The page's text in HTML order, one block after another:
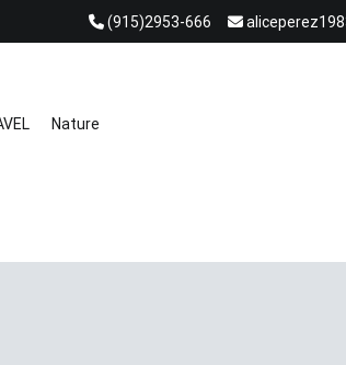
(915)2953-666
Nature